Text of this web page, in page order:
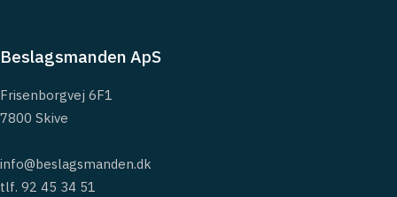
Beslagsmanden ApS
Frisenborgvej 6F1
7800 Skive
info@beslagsmanden.dk
tlf. 92 45 34 51